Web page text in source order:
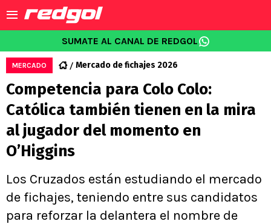
SUMATE AL CANAL DE REDGOL
MERCADO Mercado de fichajes 2026
Competencia para Colo Colo:
Católica también tienen en la mira
al jugador del momento en
O’Higgins
Los Cruzados están estudiando el mercado
de fichajes, teniendo entre sus candidatos
para reforzar la delantera el nombre de